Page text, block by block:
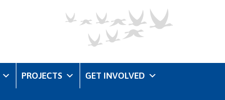
PROJECTS GET INVOLVED